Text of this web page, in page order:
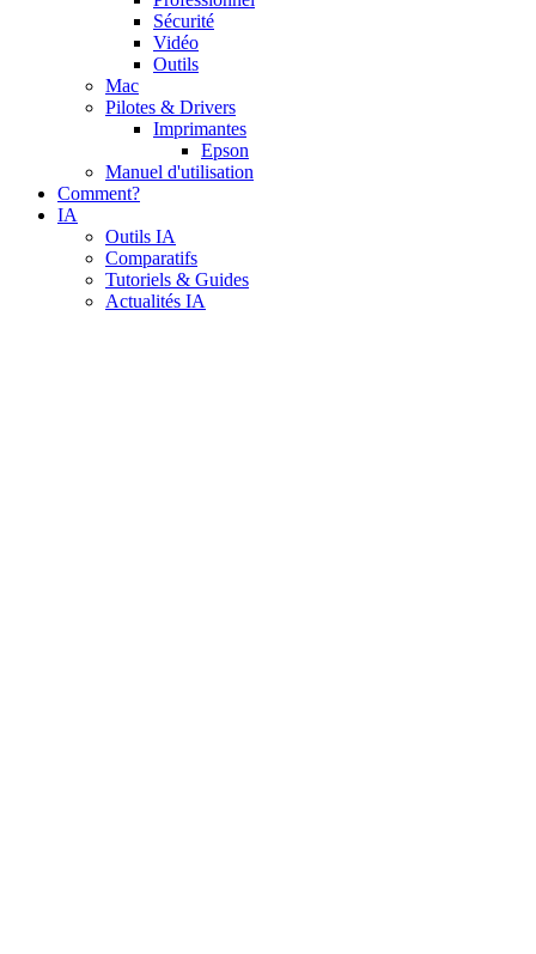
Sécurité
Vidéo
Outils
Mac
Pilotes & Drivers
Imprimantes
Epson
Manuel d'utilisation
Comment?
IA
Outils IA
Comparatifs
Tutoriels & Guides
Actualités IA